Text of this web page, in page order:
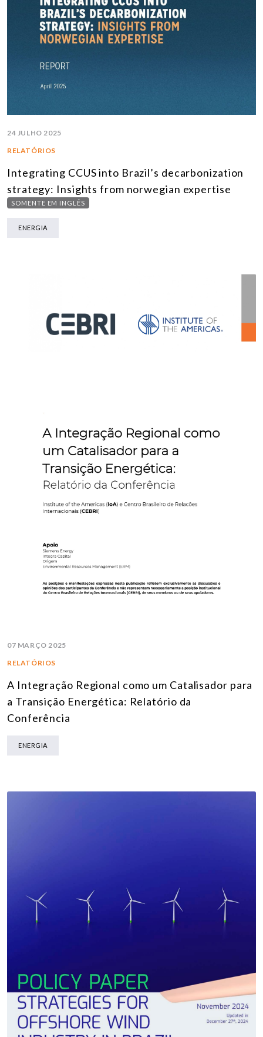
24 JULHO 2025
RELATÓRIOS
Integrating CCUS into Brazil’s decarbonization
strategy: Insights from norwegian expertise
SOMENTE EM INGLÊS
ENERGIA
07 MARÇO 2025
RELATÓRIOS
A Integração Regional como um Catalisador para
a Transição Energética: Relatório da
Conferência
ENERGIA